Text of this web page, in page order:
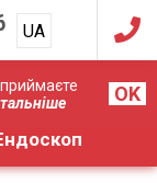
OK
UA
RU